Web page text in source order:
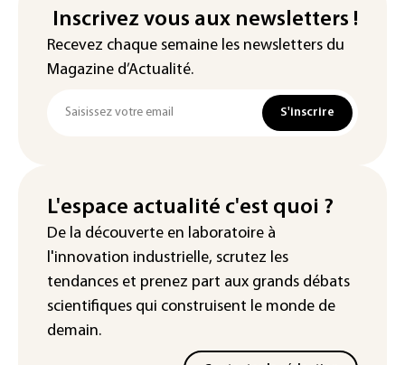
Inscrivez vous aux newsletters !
Recevez chaque semaine les newsletters du
Magazine d’Actualité.
S'inscrire
L'espace actualité c'est quoi ?
De la découverte en laboratoire à
l'innovation industrielle, scrutez les
tendances et prenez part aux grands débats
scientifiques qui construisent le monde de
demain.